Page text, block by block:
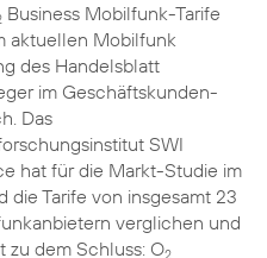
Business Mobilfunk-Tarife
aktuellen Mobilfunk
des Handelsblatt
im Geschäftskunden-
Das
SWI
hat für die Markt-Studie im
die Tarife von insgesamt 23
verglichen und
zu dem Schluss: O2